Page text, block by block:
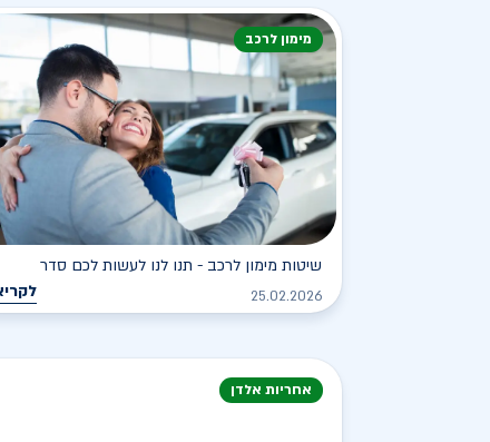
מימון לרכב
שיטות מימון לרכב - תנו לנו לעשות לכם סדר
25.02.2026
אחריות אלדן